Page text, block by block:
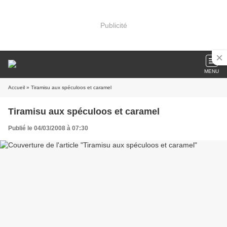
Publicité
MENU
Accueil » Tiramisu aux spéculoos et caramel
Tiramisu aux spéculoos et caramel
Publié le 04/03/2008 à 07:30